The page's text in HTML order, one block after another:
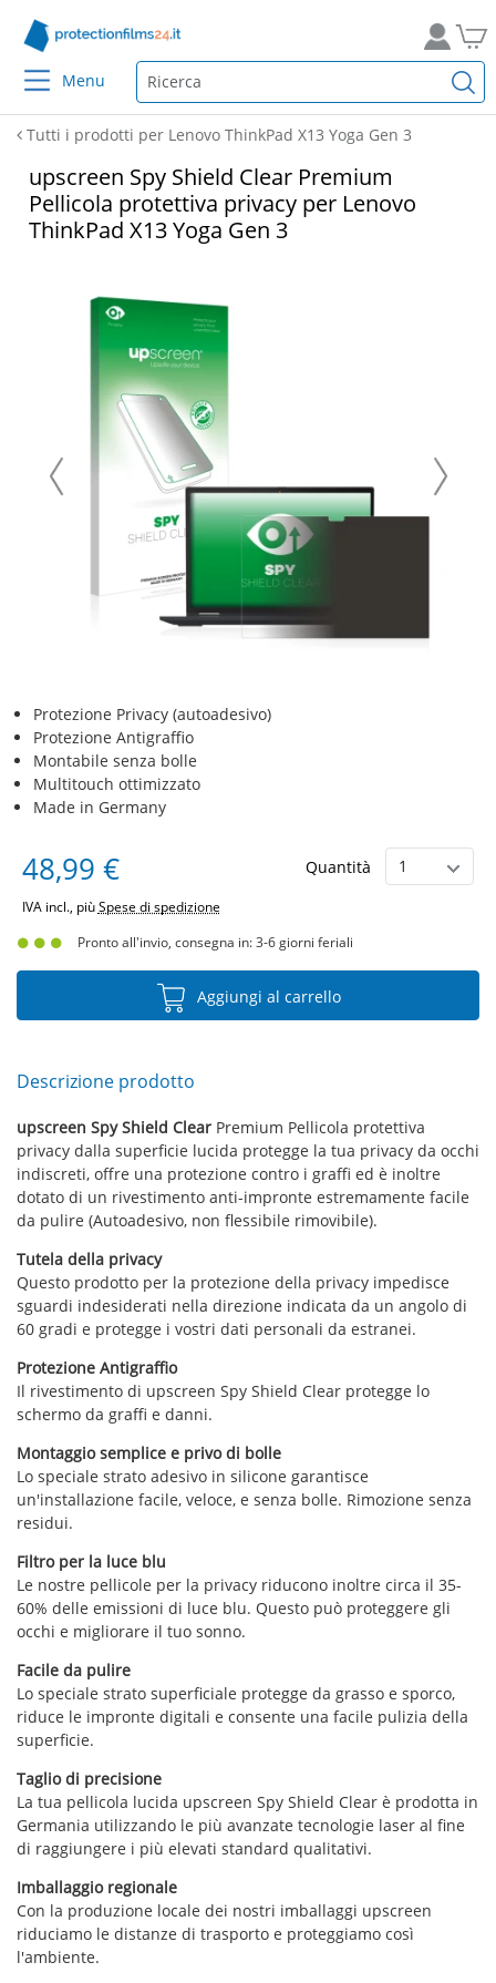
Menu
Tutti i prodotti per Lenovo ThinkPad X13 Yoga Gen 3
upscreen Spy Shield Clear Premium
Pellicola protettiva privacy per Lenovo
ThinkPad X13 Yoga Gen 3
Protezione Privacy (autoadesivo)
Protezione Antigraffio
Montabile senza bolle
Multitouch ottimizzato
Made in Germany
48,99 € Quantità
IVA incl., piùSpese di spedizione
Pronto all'invio, consegna in: 3-6 giorni feriali
Aggiungi al carrello
Descrizione prodotto
upscreen Spy Shield Clear Premium Pellicola protettiva
privacy dalla superficie lucida protegge la tua privacy da occhi
indiscreti, offre una protezione contro i graffi ed è inoltre
dotato di un rivestimento anti-impronte estremamente facile
da pulire (Autoadesivo, non flessibile rimovibile).
Tutela della privacy
Questo prodotto per la protezione della privacy impedisce
sguardi indesiderati nella direzione indicata da un angolo di
60 gradi e protegge i vostri dati personali da estranei.
Protezione Antigraffio
Il rivestimento di upscreen Spy Shield Clear protegge lo
schermo da graffi e danni.
Montaggio semplice e privo di bolle
Lo speciale strato adesivo in silicone garantisce
un'installazione facile, veloce, e senza bolle. Rimozione senza
residui.
Filtro per la luce blu
Le nostre pellicole per la privacy riducono inoltre circa il 35-
60% delle emissioni di luce blu. Questo può proteggere gli
occhi e migliorare il tuo sonno.
Facile da pulire
Lo speciale strato superficiale protegge da grasso e sporco,
riduce le impronte digitali e consente una facile pulizia della
superficie.
Taglio di precisione
La tua pellicola lucida upscreen Spy Shield Clear è prodotta in
Germania utilizzando le più avanzate tecnologie laser al fine
di raggiungere i più elevati standard qualitativi.
Imballaggio regionale
Con la produzione locale dei nostri imballaggi upscreen
riduciamo le distanze di trasporto e proteggiamo così
l'ambiente.